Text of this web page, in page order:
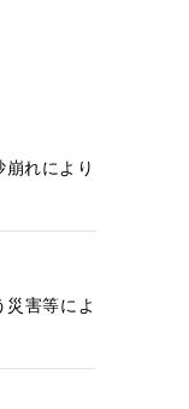
れにより
災害等によ